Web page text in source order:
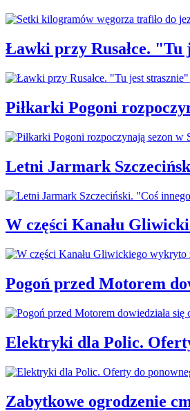
Ławki przy Rusałce.
Piłkarki Pogoni
Letni Jarmark
W części Kanału
Pogoń przed Motorem
Elektryki dla Polic.
Zabytkowe ogrodzenie